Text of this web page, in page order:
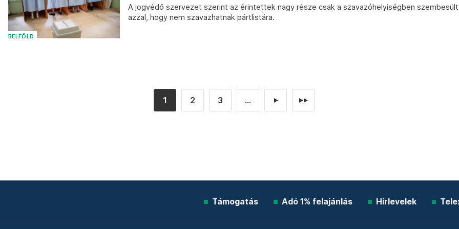
BELFÖLD
A jogvédő szervezet szerint az érintettek nagy része csak a szavazóhelyiségben szembesült
azzal, hogy nem szavazhatnak pártlistára.
1 2 3 ... ► ►►
Támogatás Adó 1% felajánlás Hírlevelek